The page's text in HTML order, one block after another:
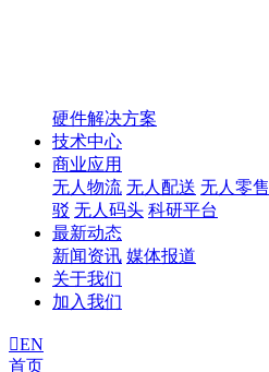
硬件解决方案
技术中心
商业应用
无人物流 无人配送 无人零售
驳 无人码头 科研平台
最新动态
新闻资讯 媒体报道
关于我们
加入我们
EN
首页